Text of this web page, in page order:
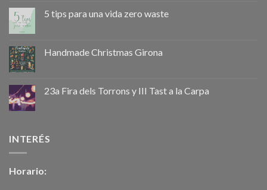
5 tips para una vida zero waste
Handmade Christmas Girona
23a Fira dels Torrons y III Tast a la Carpa
INTERÉS
Horario: